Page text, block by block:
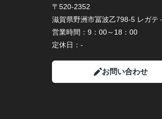
〒520-2352
滋賀県野洲市冨波乙798-5 レガテ
営業時間： 9：00～18：00
定休日： -
お問い合わせ